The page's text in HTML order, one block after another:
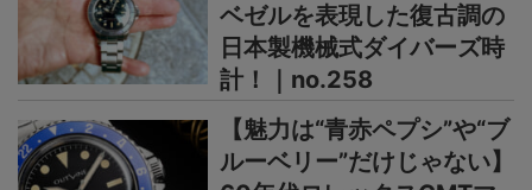
ベゼルを表現した復古調の
日本製機械式ダイバーズ時
計！｜no.258
【魅力は“青赤ペプシ”や“ブ
ルーベリー”だけじゃない】